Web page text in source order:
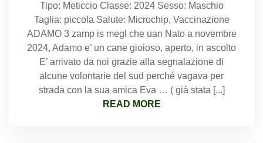
Tipo: Meticcio Classe: 2024 Sesso: Maschio
Taglia: piccola Salute: Microchip, Vaccinazione
ADAMO 3 zamp is megl che uan Nato a novembre
2024, Adamo e’ un cane gioioso, aperto, in ascolto
E’ arrivato da noi grazie alla segnalazione di
alcune volontarie del sud perché vagava per
strada con la sua amica Eva … ( già stata [...]
READ MORE